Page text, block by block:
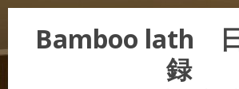
Bamboo lath
録